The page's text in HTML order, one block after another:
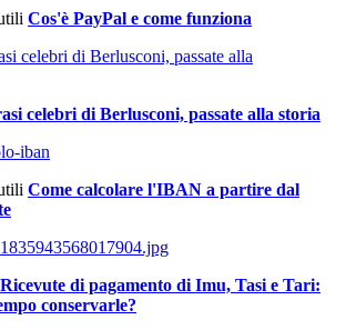
Cos'è PayPal e come funziona
celebri di Berlusconi, passate alla storia
Come calcolare l'IBAN a partire dal
Ricevute di pagamento di Imu, Tasi e Tari:
conservarle?